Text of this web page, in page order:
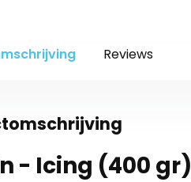
Reviews
- Icing (400 gr)